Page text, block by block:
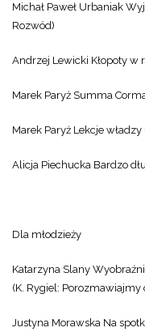
Michał Paweł Urbaniak
Rozwód)
Andrzej Lewicki Kłopoty w
Marek Paryż Summa
Marek Paryż Lekcje
Alicja Piechucka Bardzo
Dla młodzieży
Katarzyna Slany
(K. Rygiel: Porozmawiajmy
Justyna Morawska Na